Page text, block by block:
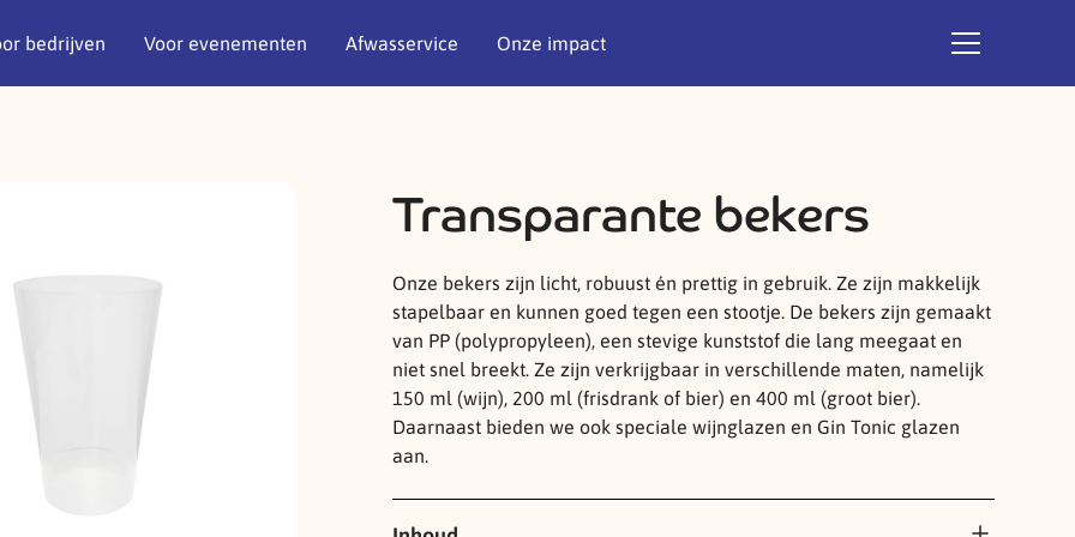
bedrijven Voor evenementen Afwasservice Onze impact
Transparante bekers
Onze bekers zijn licht, robuust én prettig in gebruik. Ze zijn makkelijk
stapelbaar en kunnen goed tegen een stootje. De bekers zijn gemaakt
van PP (polypropyleen), een stevige kunststof die lang meegaat en
niet snel breekt. Ze zijn verkrijgbaar in verschillende maten, namelijk
150 ml (wijn), 200 ml (frisdrank of bier) en 400 ml (groot bier).
Daarnaast bieden we ook speciale wijnglazen en Gin Tonic glazen
aan.